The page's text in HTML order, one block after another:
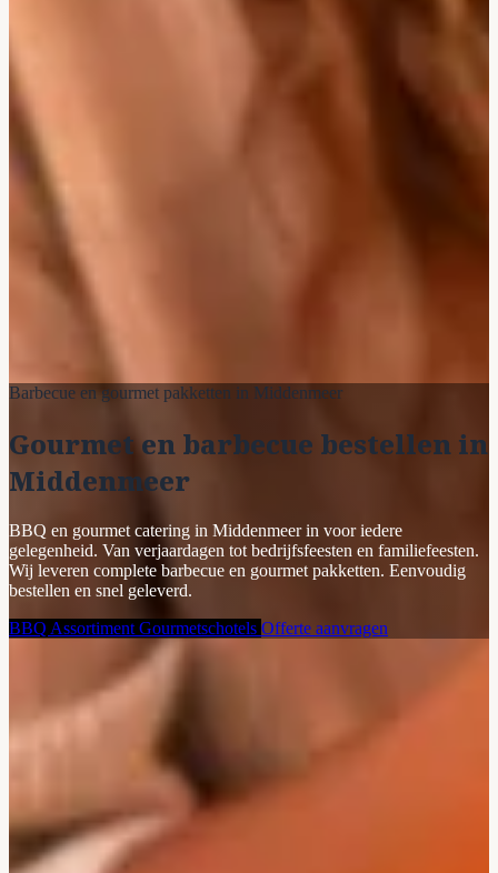
Barbecue en gourmet pakketten in Middenmeer
Gourmet en barbecue bestellen in
Middenmeer
BBQ en gourmet catering in Middenmeer in voor iedere
gelegenheid. Van verjaardagen tot bedrijfsfeesten en familiefeesten.
Wij leveren complete barbecue en gourmet pakketten. Eenvoudig
bestellen en snel geleverd.
BBQ Assortiment Gourmetschotels Offerte aanvragen